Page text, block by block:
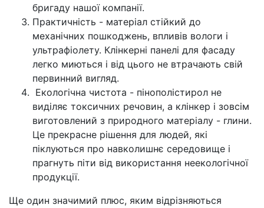
бригаду нашої компанії.
Практичність - матеріал стійкий до
механічних пошкоджень, впливів вологи і
ультрафіолету. Клінкерні панелі для фасаду
легко миються і від цього не втрачають свій
первинний вигляд.
Екологічна чистота - пінополістирол не
виділяє токсичних речовин, а клінкер і зовсім
виготовлений з природного матеріалу - глини.
Це прекрасне рішення для людей, які
піклуються про навколишнє середовище і
прагнуть піти від використання неекологічної
продукції.
Ще один значимий плюс, яким відрізняються